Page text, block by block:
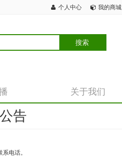
个人中心 我的商城
关于我们
告
电话。